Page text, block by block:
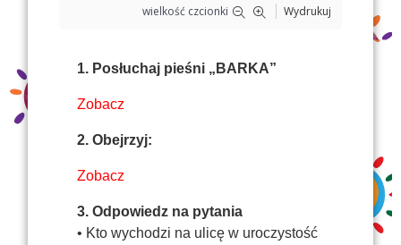
wielkość czcionki Wydrukuj
1. Posłuchaj pieśni „BARKA”
Zobacz
2. Obejrzyj:
Zobacz
3. Odpowiedz na pytania
• Kto wychodzi na ulicę w uroczystość